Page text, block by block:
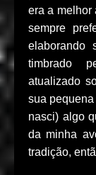
era a melhor
sempre
elaborando
timbrado
atualizado
sua
nasci) algo
da minha
tradição,